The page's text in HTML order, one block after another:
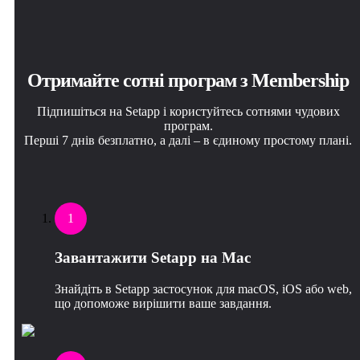
Отримайте сотні програм з Membership
Підпишіться на Setapp і користуйтесь сотнями чудових
програм.
Перші 7 днів безплатно, а далі – в єдиному простому плані.
1
Завантажити Setapp на Mac
Знайдіть в Setapp застосунок для macOS, iOS або web,
що допоможе вирішити ваше завдання.